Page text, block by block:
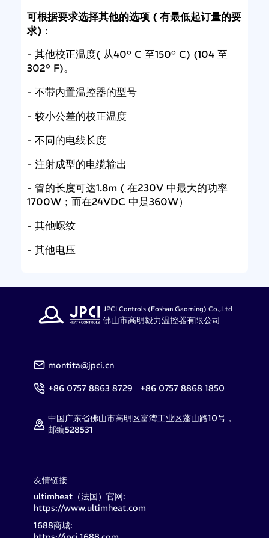
可根据要求选择其他的选项 ( 有最低起订量的要
求)：
- 其他校正温度( 从40° C 至150° C) (104 至
302° F)。
- 不带内置温控器的型号
- 较小公差的校正温度
- 不同的电线长度
- 注射成型的电缆输出
- 管的长度可达1.8m ( 在230V 中最大的功率
1700W；而在24VDC 中是360W）
- 其他螺纹
- 其他电压
JPCI Controls (Foshan Gaoming) Co.,Ltd
佛山市高明毅力温控器有限公司
montita@jpci.cn
+86 0757 8863 8729 +86 0757 8868 1850
中国广东省佛山市高明区富湾工业区蓬山路10号，
邮编528531
友情链接
ultimheat（法国）官网:
https://www.ultimheat.com
1688商城: